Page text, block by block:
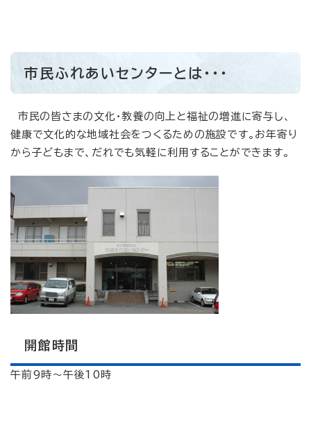
市民ふれあいセンターとは・・・
市民の皆さまの文化・教養の向上と福祉の増進に寄与し、
健康で文化的な地域社会をつくるための施設です。お年寄り
から子どもまで、だれでも気軽に利用することができます。
開館時間
午前9時～午後10時